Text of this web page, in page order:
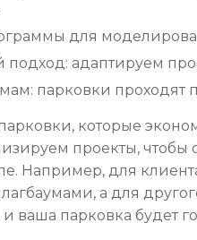
для
адаптируем
парковки проходят
которые
проекты,
Например, для
а для
ваша парковка будет